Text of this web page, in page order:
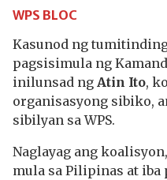
WPS BLOC
Kasunod ng
pagsisimula ng
inilunsad ng Atin Ito,
organisasyong sibiko,
sibilyan sa WPS.
Naglayag ang
mula sa Pilipinas at iba